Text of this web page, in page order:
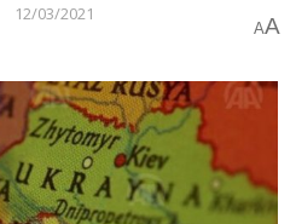
12/03/2021
AA